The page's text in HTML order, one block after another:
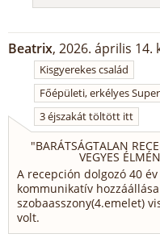
Beatrix, 2026. április 14.
Kisgyerekes család
Főépületi, erkélyes
3 éjszakát töltött itt
"BARÁTSÁGTALAN
VEGYES
A recepción dolgozó 40
kommunikatív
szobaasszony(4.emelet)
volt.